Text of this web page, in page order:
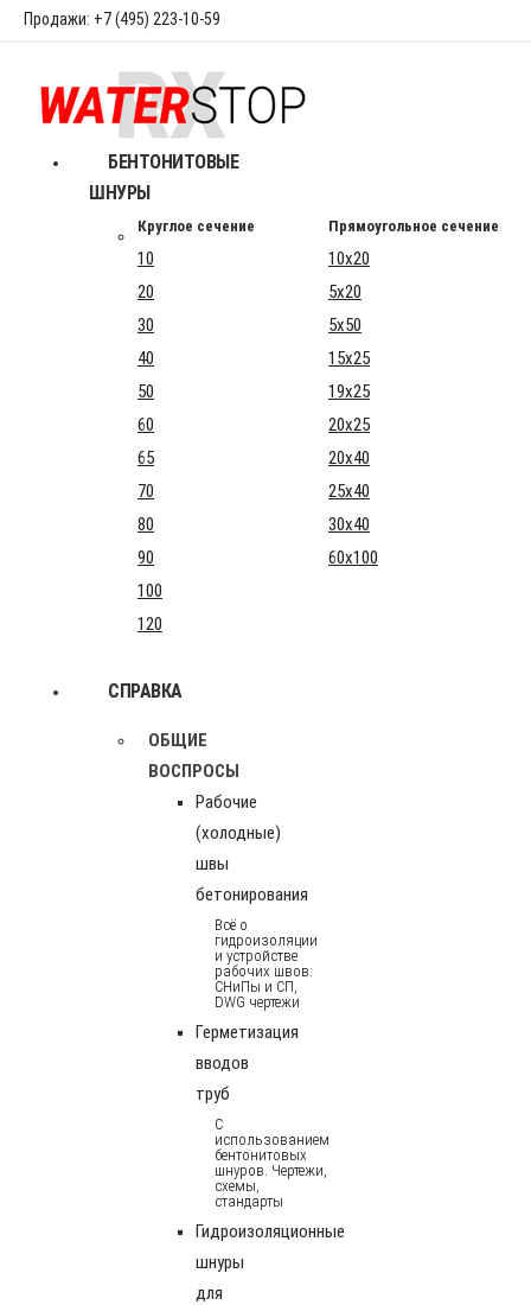
Продажи: +7 (495) 223-10-59
БЕНТОНИТОВЫЕ
ШНУРЫ
Круглое сечение Прямоугольное сечение
10
10x20
20
5x20
30
5x50
40
15x25
50
19x25
60
20x25
65
20x40
70
25x40
80
30x40
90
60x100
100
120
СПРАВКА
ОБЩИЕ
ВОСПРОСЫ
Рабочие
(холодные)
швы
бетонирования
Всё о
гидроизоляции
и устройстве
рабочих швов:
СНиПы и СП,
DWG чертежи
Герметизация
вводов
труб
С
использованием
бентонитовых
шнуров. Чертежи,
схемы,
стандарты
Гидроизоляционные
шнуры
для